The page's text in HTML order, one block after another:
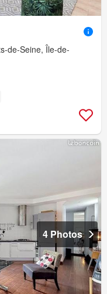
de-Seine, Île-de-
4 Photos